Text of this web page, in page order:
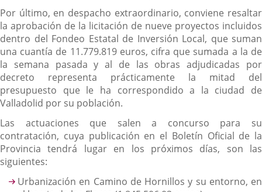
Por último, en despacho extraordinario, conviene resaltar
la aprobación de la licitación de nueve proyectos incluidos
dentro del Fondeo Estatal de Inversión Local, que suman
una cuantía de 11.779.819 euros, cifra que sumada a la de
la semana pasada y al de las obras adjudicadas por
decreto representa prácticamente la mitad del
presupuesto que le ha correspondido a la ciudad de
Valladolid por su población.
Las actuaciones que salen a concurso para su
contratación, cuya publicación en el Boletín Oficial de la
Provincia tendrá lugar en los próximos días, son las
siguientes:
Urbanización en Camino de Hornillos y su entorno, en